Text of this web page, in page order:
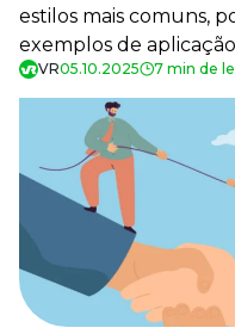
Educação
Saiba como gerenciar
Para o
Imprensa
VR na Imprensa
Cursos
Cursos
Todos os Cursos
estilos mais comuns,
exemplos de
VR05.10.2025 7 min de